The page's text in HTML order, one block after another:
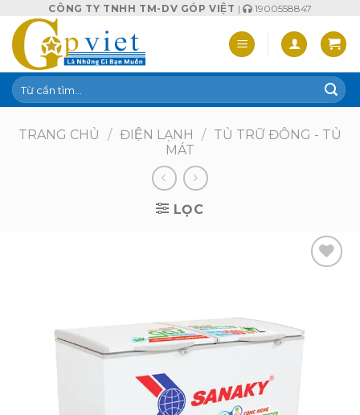
content
CÔNG TY TNHH TM-DV GÓP VIỆT | 1900558847
Tìm
kiếm:
TRANG CHỦ / ĐIỆN LẠNH / TỦ TRỮ ĐÔNG - TỦ
MÁT
LỌC